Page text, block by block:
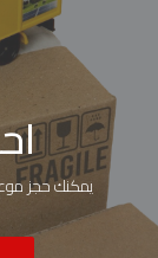
يمكنك حجز